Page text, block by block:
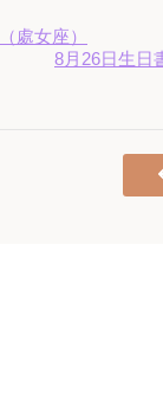
處女座）
8月26日生日